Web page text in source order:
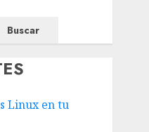
Buscar
Linux en tu